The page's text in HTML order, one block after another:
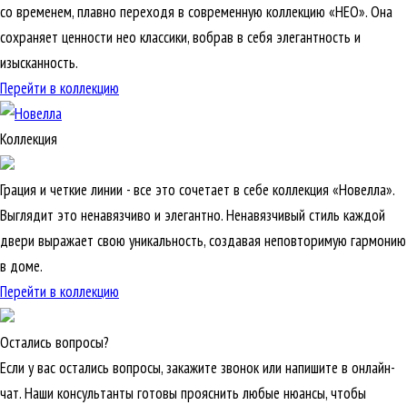
со временем, плавно переходя в современную коллекцию «НЕО». Она
сохраняет ценности нео классики, вобрав в себя элегантность и
изысканность.
Перейти в коллекцию
Коллекция
Грация и четкие линии - все это сочетает в себе коллекция «Новелла».
Выглядит это ненавязчиво и элегантно. Ненавязчивый стиль каждой
двери выражает свою уникальность, создавая неповторимую гармонию
в доме.
Перейти в коллекцию
Остались вопросы?
Если у вас остались вопросы, закажите звонок или напишите в онлайн-
чат. Наши консультанты готовы прояснить любые нюансы, чтобы